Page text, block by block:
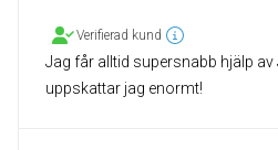
Verifierad kund
Jag får alltid supersnabb hjälp
uppskattar jag enormt!